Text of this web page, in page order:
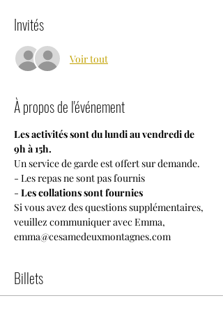
Invités
Voir tout
À propos de l'événement
Les activités sont du lundi au vendredi de
9h à 15h.
Un service de garde est offert sur demande.
- Les repas ne sont pas fournis
- Les collations sont fournies
Si vous avez des questions supplémentaires,
veuillez communiquer avec Emma,
emma@cesamedeuxmontagnes.com
Billets